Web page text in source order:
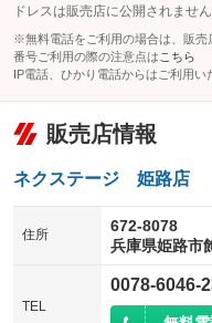
ドレスは販売店に公開されません
※無料電話をご利用の場合は、販売
番号ご利用の際の注意点は こちら
IP電話、ひかり電話からはご利用い
販売店情報
ネクステージ 姫路店
住所
672-8078
兵庫県姫路市
TEL
0078-6046-